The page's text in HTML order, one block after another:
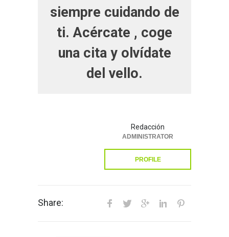
siempre cuidando de
ti. Acércate , coge
una cita y olvídate
del vello.
Redacción
ADMINISTRATOR
PROFILE
Share: